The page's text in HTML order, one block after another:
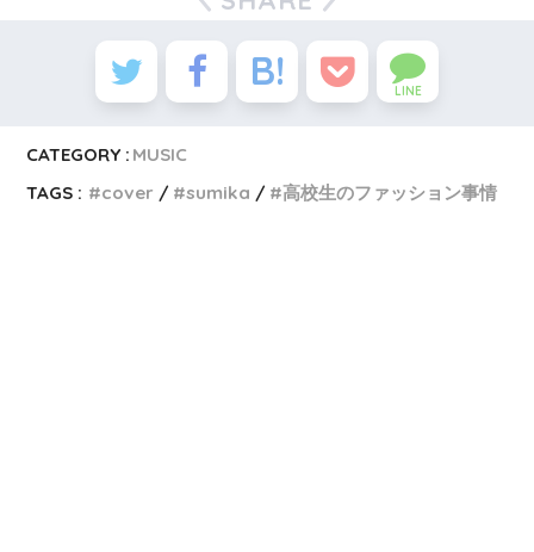
LINE
CATEGORY : MUSIC
TAGS :
cover sumika 高校生のファッション事情